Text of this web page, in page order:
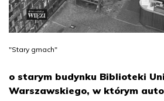
"Stary gmach"
o starym budynku Biblioteki
Warszawskiego, w którym